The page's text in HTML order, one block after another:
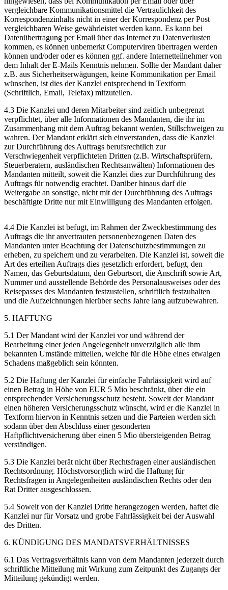
vergleichbare Kommunikationsmittel die Vertraulichkeit des
Korrespondenzinhalts nicht in einer der Korrespondenz per Post
vergleichbaren Weise gewährleistet werden kann. Es kann bei
Datenübertragung per Email über das Internet zu Datenverlusten
kommen, es können unbemerkt Computerviren übertragen werden
können und/oder oder es können ggf. andere Internetteilnehmer von
dem Inhalt der E-Mails Kenntnis nehmen. Sollte der Mandant daher
z.B. aus Sicherheitserwägungen, keine Kommunikation per Email
wünschen, ist dies der Kanzlei entsprechend in Textform
(Schriftlich, Email, Telefax) mitzuteilen.
4.3 Die Kanzlei und deren Mitarbeiter sind zeitlich unbegrenzt
verpflichtet, über alle Informationen des Mandanten, die ihr im
Zusammenhang mit dem Auftrag bekannt werden, Stillschweigen zu
wahren. Der Mandant erklärt sich einverstanden, dass die Kanzlei
zur Durchführung des Auftrags berufsrechtlich zur
Verschwiegenheit verpflichteten Dritten (z.B. Wirtschaftsprüfern,
Steuerberatern, ausländischen Rechtsanwälten) Informationen des
Mandanten mitteilt, soweit die Kanzlei dies zur Durchführung des
Auftrags für notwendig erachtet. Darüber hinaus darf die
Weitergabe an sonstige, nicht mit der Durchführung des Auftrags
beschäftigte Dritte nur mit Einwilligung des Mandanten erfolgen.
4.4 Die Kanzlei ist befugt, im Rahmen der Zweckbestimmung des
Auftrags die ihr anvertrauten personenbezogenen Daten des
Mandanten unter Beachtung der Datenschutzbestimmungen zu
erheben, zu speichern und zu verarbeiten. Die Kanzlei ist, soweit die
Art des erteilten Auftrags dies gesetzlich erfordert, befugt, den
Namen, das Geburtsdatum, den Geburtsort, die Anschrift sowie Art,
Nummer und ausstellende Behörde des Personalausweises oder des
Reisepasses des Mandanten festzustellen, schriftlich festzuhalten
und die Aufzeichnungen hierüber sechs Jahre lang aufzubewahren.
5. HAFTUNG
5.1 Der Mandant wird der Kanzlei vor und während der
Bearbeitung einer jeden Angelegenheit unverzüglich alle ihm
bekannten Umstände mitteilen, welche für die Höhe eines etwaigen
Schadens maßgeblich sein könnten.
5.2 Die Haftung der Kanzlei für einfache Fahrlässigkeit wird auf
einen Betrag in Höhe von EUR 5 Mio beschränkt, über die ein
entsprechender Versicherungsschutz besteht. Soweit der Mandant
einen höheren Versicherungsschutz wünscht, wird er die Kanzlei in
Textform hiervon in Kenntnis setzen und die Parteien werden sich
sodann über den Abschluss einer gesonderten
Haftpflichtversicherung über einen 5 Mio übersteigenden Betrag
verständigen.
5.3 Die Kanzlei berät nicht über Rechtsfragen einer ausländischen
Rechtsordnung. Höchstvorsorglich wird die Haftung für
Rechtsfragen in Angelegenheiten ausländischen Rechts oder den
Rat Dritter ausgeschlossen.
5.4 Soweit von der Kanzlei Dritte herangezogen werden, haftet die
Kanzlei nur für Vorsatz und grobe Fahrlässigkeit bei der Auswahl
des Dritten.
6. KÜNDIGUNG DES MANDATSVERHÄLTNISSES
6.1 Das Vertragsverhältnis kann von dem Mandanten jederzeit durch
schriftliche Mitteilung mit Wirkung zum Zeitpunkt des Zugangs der
Mitteilung gekündigt werden.